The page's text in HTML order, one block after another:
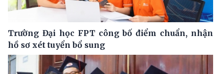
Trường Đại học FPT công bố điểm chuẩn, nhận
hồ sơ xét tuyển bổ sung